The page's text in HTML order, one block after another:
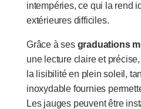
intempéries, ce qui la rend
extérieures difficiles.
Grâce à ses graduations
une lecture claire et
la lisibilité en plein soleil,
inoxydable fournies
Les jauges peuvent être